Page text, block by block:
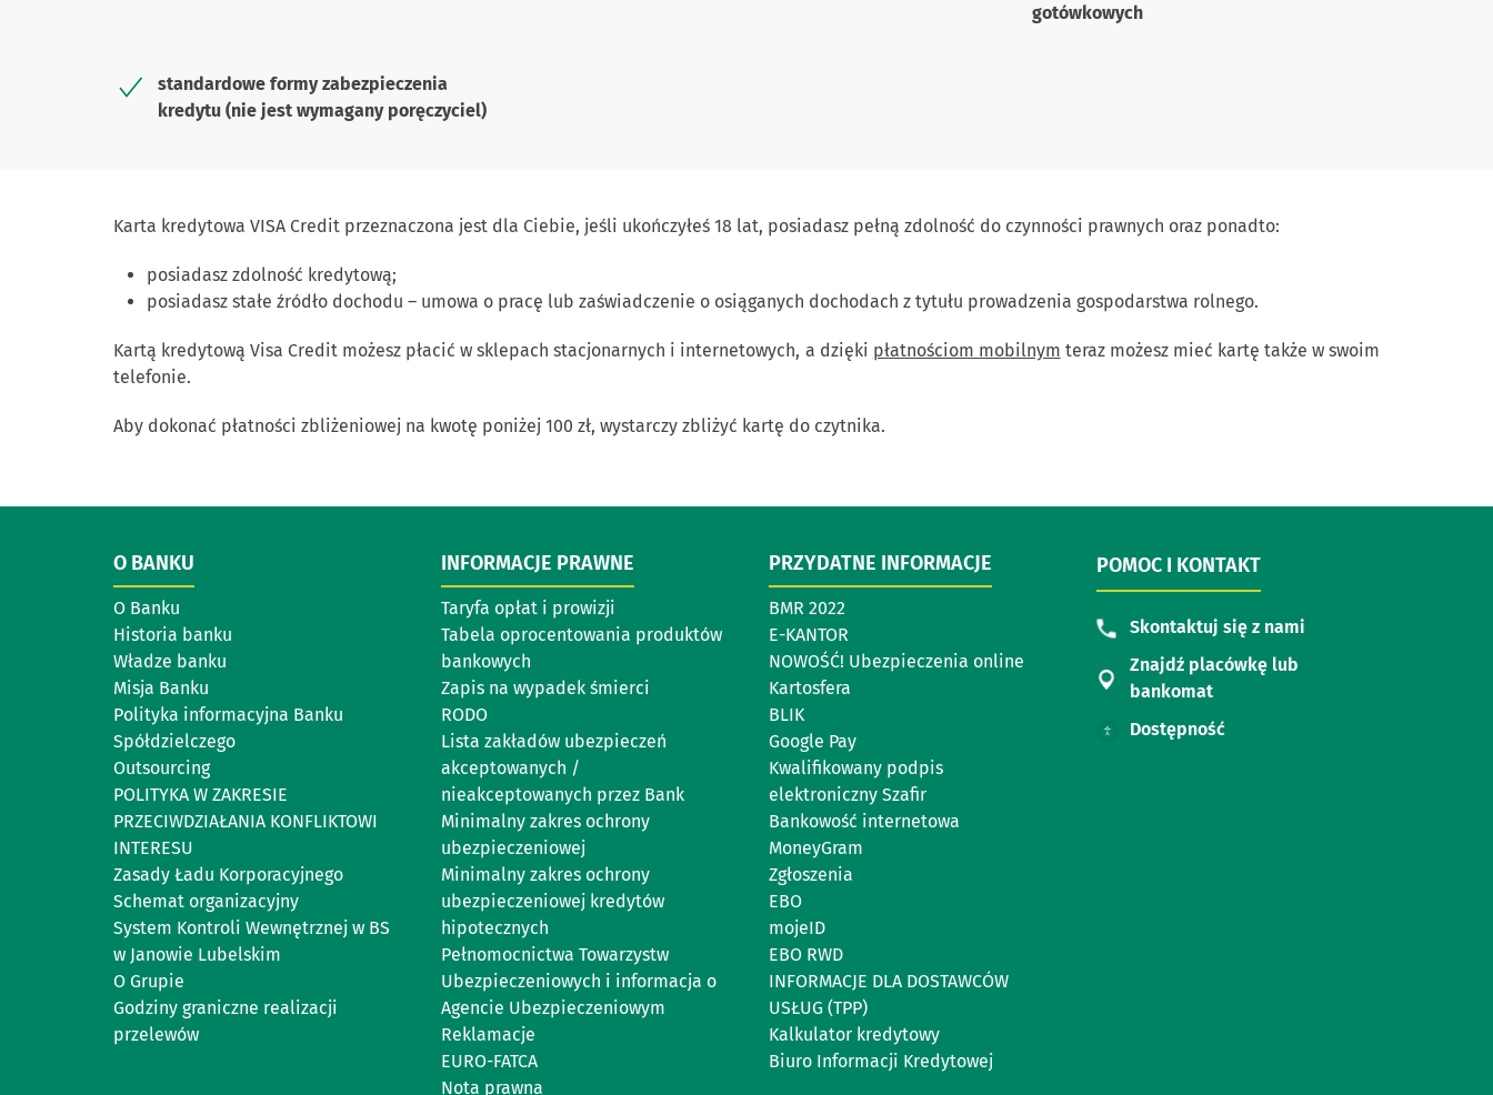
gotówkowych
standardowe formy zabezpieczenia
kredytu (nie jest wymagany poręczyciel)
Karta kredytowa VISA Credit przeznaczona jest dla Ciebie, jeśli ukończyłeś 18 lat, posiadasz pełną zdolność do czynności prawnych oraz ponadto:
posiadasz zdolność kredytową;
posiadasz stałe źródło dochodu – umowa o pracę lub zaświadczenie o osiąganych dochodach z tytułu prowadzenia gospodarstwa rolnego.
Kartą kredytową Visa Credit możesz płacić w sklepach stacjonarnych i internetowych, a dzięki płatnościom mobilnym teraz możesz mieć kartę także w swoim
telefonie.
Aby dokonać płatności zbliżeniowej na kwotę poniżej 100 zł, wystarczy zbliżyć kartę do czytnika.
O BANKU
O Banku
Historia banku
Władze banku
Misja Banku
Polityka informacyjna Banku
Spółdzielczego
Outsourcing
POLITYKA W ZAKRESIE
PRZECIWDZIAŁANIA KONFLIKTOWI
INTERESU
Zasady Ładu Korporacyjnego
Schemat organizacyjny
System Kontroli Wewnętrznej w BS
w Janowie Lubelskim
O Grupie
Godziny graniczne realizacji
przelewów
INFORMACJE PRAWNE
Taryfa opłat i prowizji
Tabela oprocentowania produktów
bankowych
Zapis na wypadek śmierci
RODO
Lista zakładów ubezpieczeń
akceptowanych /
nieakceptowanych przez Bank
Minimalny zakres ochrony
ubezpieczeniowej
Minimalny zakres ochrony
ubezpieczeniowej kredytów
hipotecznych
Pełnomocnictwa Towarzystw
Ubezpieczeniowych i informacja o
Agencie Ubezpieczeniowym
Reklamacje
EURO-FATCA
Nota prawna
PRZYDATNE INFORMACJE
BMR 2022
E-KANTOR
NOWOŚĆ! Ubezpieczenia online
Kartosfera
BLIK
Google Pay
Kwalifikowany podpis
elektroniczny Szafir
Bankowość internetowa
MoneyGram
Zgłoszenia
EBO
mojeID
EBO RWD
INFORMACJE DLA DOSTAWCÓW
USŁUG (TPP)
Kalkulator kredytowy
Biuro Informacji Kredytowej
POMOC I KONTAKT
Skontaktuj się z nami
Znajdź placówkę lub
bankomat
Dostępność